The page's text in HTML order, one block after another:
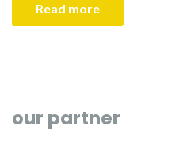
Read more
our partner